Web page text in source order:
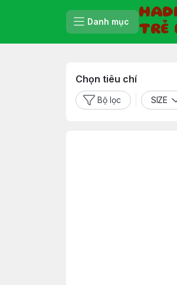
Danh mục
TRẺ
Chọn tiêu chí
Bộ lọc SIZE